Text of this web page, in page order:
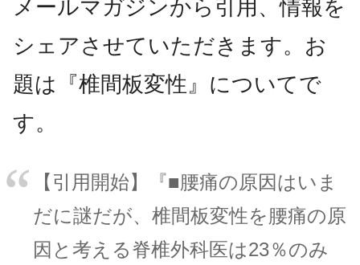
メールマガジンから引用、情報を
シェアさせていただきます。お
題は『椎間板変性』についてで
す。
【引用開始】『■腰痛の原因はいま
だに謎だが、椎間板変性を腰痛の原
因と考える脊椎外科医は23％のみ